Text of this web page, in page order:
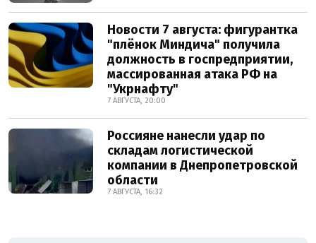
Новости 7 августа: фигурантка
"плёнок Миндича" получила
должность в госпредприятии,
массированная атака РФ на
"Укрнафту"
7 АВГУСТА, 20:00
Россияне нанесли удар по
складам логистической
компании в Днепропетровской
области
7 АВГУСТА, 16:32